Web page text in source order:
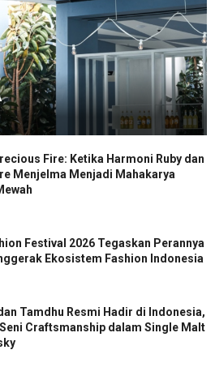
Fire: Ketika Harmoni Ruby dan
Menjelma Menjadi Mahakarya
Festival 2026 Tegaskan Perannya
Ekosistem Fashion Indonesia
Tamdhu Resmi Hadir di Indonesia,
Craftsmanship dalam Single Malt